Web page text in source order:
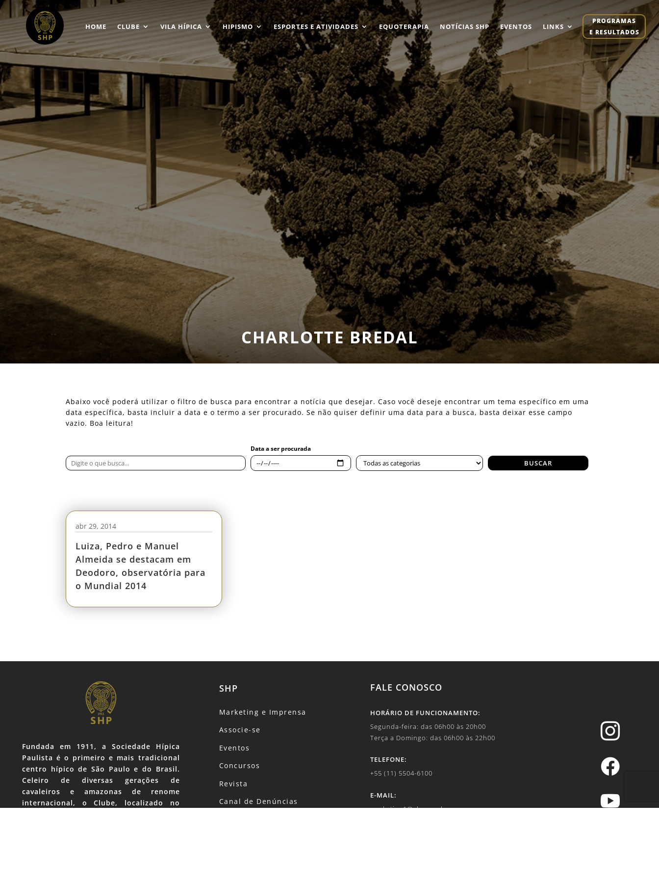
HOME CLUBE VILA HÍPICA HIPISMO ESPORTES E ATIVIDADES EQUOTERAPIA NOTÍCIAS SHP EVENTOS LINKS
PROGRAMAS
E RESULTADOS
CHARLOTTE BREDAL
Abaixo você poderá utilizar o filtro de busca para encontrar a notícia que desejar. Caso você deseje encontrar um tema específico em uma
data específica, basta incluir a data e o termo a ser procurado. Se não quiser definir uma data para a busca, basta deixar esse campo
vazio. Boa leitura!
Luiza, Pedro e Manuel
Almeida se destacam em
Deodoro, observatória para
o Mundial 2014
abr 29, 2014
Fundada em 1911, a Sociedade Hípica
Paulista é o primeiro e mais tradicional
centro hípico de São Paulo e do Brasil.
Celeiro de diversas gerações de
cavaleiros e amazonas de renome
internacional, o Clube, localizado no
SHP
Marketing e Imprensa
Associe-se
Eventos
Concursos
Revista
Canal de Denúncias
FALE CONOSCO
HORÁRIO DE FUNCIONAMENTO:
Segunda-feira: das 06h00 às 20h00
Terça a Domingo: das 06h00 às 22h00
TELEFONE:
+55 (11) 5504-6100
E-MAIL:
marketing1@shp.org.br


